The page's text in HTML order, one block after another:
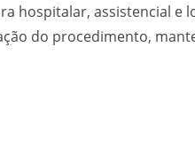
hospitalar, assistencial
do procedimento,